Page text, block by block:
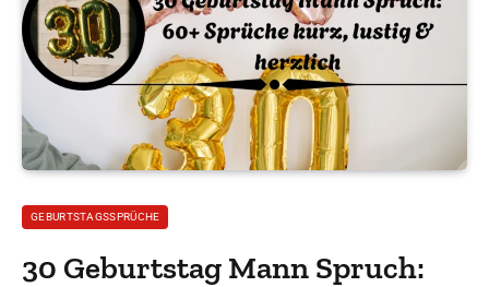
GEBURTSTAGSSPRÜCHE
30 Geburtstag Mann Spruch: